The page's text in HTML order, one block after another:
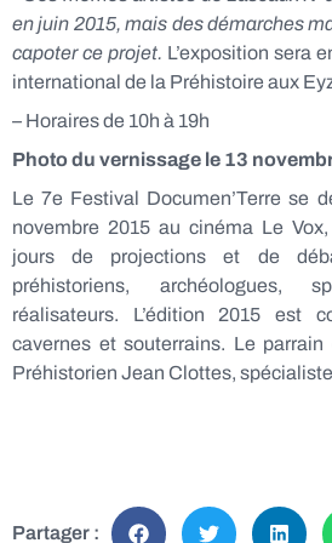
en juin 2015, mais des démarches
capoter ce projet. L’exposition sera
international de la Préhistoire aux
– Horaires de 10h à 19h
Photo du vernissage le 13
Le 7e Festival Documen’Terre se
novembre 2015 au cinéma Le
jours de projections et de
préhistoriens, archéologues,
réalisateurs. L’édition 2015 est
cavernes et souterrains. Le
Préhistorien Jean Clottes, spécialiste
Partager :